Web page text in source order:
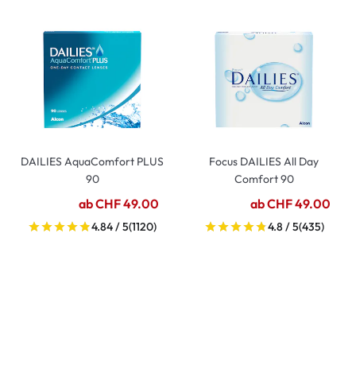
DAILIES AquaComfort PLUS
90
ab CHF 49.00
4.84 / 5(1120)
Focus DAILIES All Day
Comfort 90
ab CHF 49.00
4.8 / 5(435)